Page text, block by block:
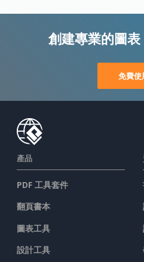
創建專業的圖表
免費使
產品
PDF 工具套件
翻頁書本
圖表工具
設計工具